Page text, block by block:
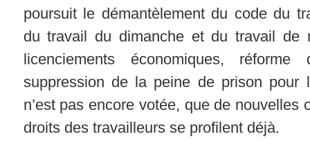
poursuit le démantèlement du code du
du travail du dimanche et du travail de
licenciements économiques, réforme
suppression de la peine de prison pour
n’est pas encore votée, que de nouvelles
droits des travailleurs se profilent déjà.